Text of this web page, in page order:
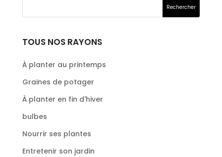
TOUS NOS RAYONS
À planter au printemps
Graines de potager
À planter en fin d'hiver
bulbes
Nourrir ses plantes
Entretenir son jardin